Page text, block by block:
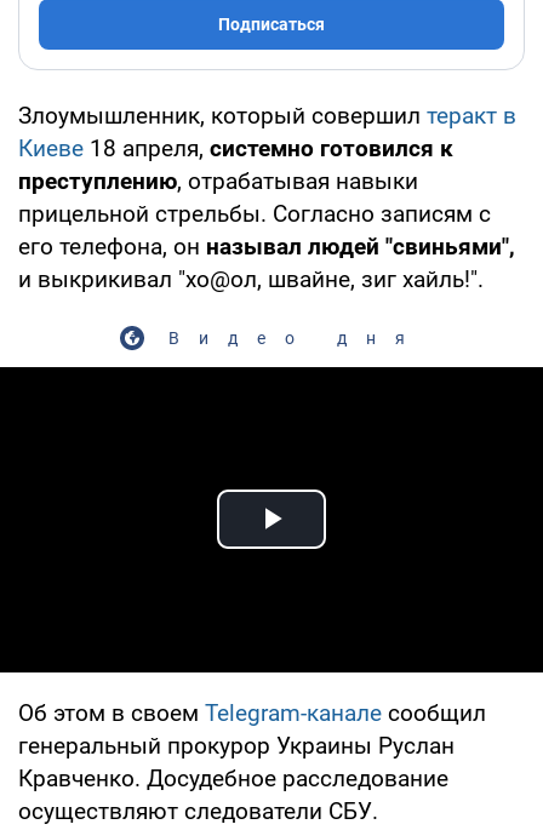
Подписаться
Злоумышленник, который совершил теракт в
Киеве 18 апреля, системно готовился к
преступлению, отрабатывая навыки
прицельной стрельбы. Согласно записям с
его телефона, он называл людей "свиньями",
и выкрикивал "хо@ол, швайне, зиг хайль!".
Видео дня
Play Video
Об этом в своем Telegram-канале сообщил
генеральный прокурор Украины Руслан
Кравченко. Досудебное расследование
осуществляют следователи СБУ.